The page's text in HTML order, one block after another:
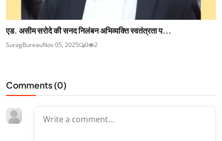
एड. असीम सरोदे की सनद निलंबन अभिव्यक्ति स्वतंत्रता प...
SuragBureauNov 05, 2025 0 2
Comments (0)